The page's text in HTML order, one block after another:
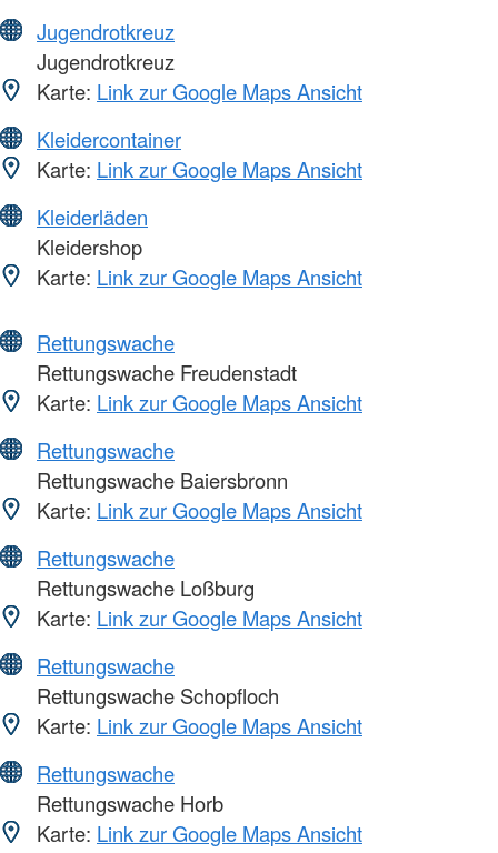
Jugendrotkreuz
Jugendrotkreuz
Karte: Link zur Google Maps Ansicht
Kleidercontainer
Karte: Link zur Google Maps Ansicht
Kleiderläden
Kleidershop
Karte: Link zur Google Maps Ansicht
Rettungswache
Rettungswache Freudenstadt
Karte: Link zur Google Maps Ansicht
Rettungswache
Rettungswache Baiersbronn
Karte: Link zur Google Maps Ansicht
Rettungswache
Rettungswache Loßburg
Karte: Link zur Google Maps Ansicht
Rettungswache
Rettungswache Schopfloch
Karte: Link zur Google Maps Ansicht
Rettungswache
Rettungswache Horb
Karte: Link zur Google Maps Ansicht